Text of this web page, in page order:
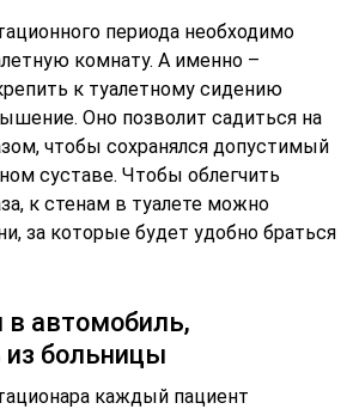
периода необходимо
комнату. А именно –
к туалетному сидению
Оно позволит садиться на
чтобы сохранялся допустимый
суставе. Чтобы облегчить
к стенам в туалете можно
за которые будет удобно браться
в автомобиль,
больницы
каждый пациент